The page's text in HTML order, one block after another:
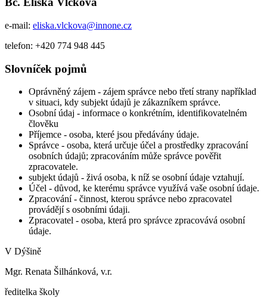
e-mail: eliska.vlckova@innone.cz
telefon: +420 774 948 445
Slovníček pojmů
Oprávněný zájem - zájem správce nebo třetí strany například
v situaci, kdy subjekt údajů je zákazníkem správce.
Osobní údaj - informace o konkrétním, identifikovatelném
člověku
Příjemce - osoba, které jsou předávány údaje.
Správce - osoba, která určuje účel a prostředky zpracování
osobních údajů; zpracováním může správce pověřit
zpracovatele.
subjekt údajů - živá osoba, k níž se osobní údaje vztahují.
Účel - důvod, ke kterému správce využívá vaše osobní údaje.
Zpracování - činnost, kterou správce nebo zpracovatel
provádějí s osobními údaji.
Zpracovatel - osoba, která pro správce zpracovává osobní
údaje.
V Dýšině
Mgr. Renata Šilhánková, v.r.
ředitelka školy